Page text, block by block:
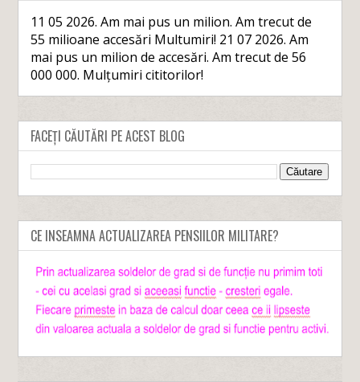
11 05 2026. Am mai pus un milion. Am trecut de
55 milioane accesări Multumiri! 21 07 2026. Am
mai pus un milion de accesări. Am trecut de 56
000 000. Mulțumiri cititorilor!
FACEȚI CĂUTĂRI PE ACEST BLOG
CE INSEAMNA ACTUALIZAREA PENSIILOR MILITARE?